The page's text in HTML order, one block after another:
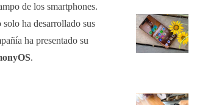
de los smartphones.
ha desarrollado sus
ha presentado su
.